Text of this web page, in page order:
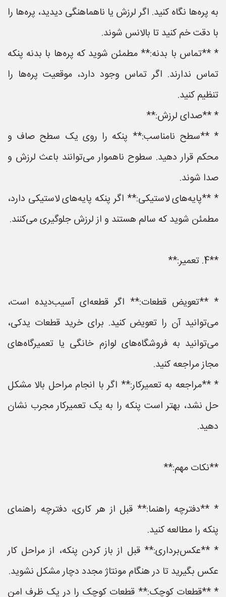
به پره‌ها نگاه کنید. اگر لرزش یا ناهماهنگی دیدید، پره‌ها را
با دقت خم کنید تا بالانس شوند.
* **تماس با بدنه:** مطمئن شوید که پره‌ها با بدنه پنکه
تماس ندارند. اگر تماس وجود دارد، موقعیت پره‌ها را
تنظیم کنید.
* **صدای لرزش:**
* **سطح نامناسب:** پنکه را روی یک سطح صاف و
محکم قرار دهید. سطوح ناهموار می‌توانند باعث لرزش و
صدا شوند.
* **پایه‌های لاستیکی:** اگر پنکه پایه‌های لاستیکی دارد،
مطمئن شوید که سالم هستند و از لرزش جلوگیری می‌کنند.
**4. تعمیر:**
* **تعویض قطعات:** اگر قطعه‌ای آسیب‌دیده است،
می‌توانید آن را تعویض کنید. برای خرید قطعات یدکی،
می‌توانید به فروشگاه‌های لوازم خانگی یا تعمیرگاه‌های
مجاز مراجعه کنید.
* **مراجعه به تعمیرکار:** اگر با انجام مراحل بالا مشکل
حل نشد، بهتر است پنکه را به یک تعمیرکار مجرب نشان
دهید.
**نکات مهم:**
* **دفترچه راهنما:** قبل از هر کاری، دفترچه راهنمای
پنکه را مطالعه کنید.
* **عکس‌برداری:** قبل از باز کردن پنکه، از مراحل کار
عکس بگیرید تا در هنگام مونتاژ مجدد دچار مشکل نشوید.
* **قطعات کوچک:** قطعات کوچک را در یک ظرف امن